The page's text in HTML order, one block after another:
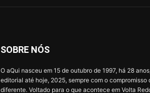
SOBRE NÓS
O aQui nasceu em 15 de outubro de 1997, há 28
editorial até hoje, 2025, sempre com o compromisso
diferente. Voltado para o que acontece em Volta